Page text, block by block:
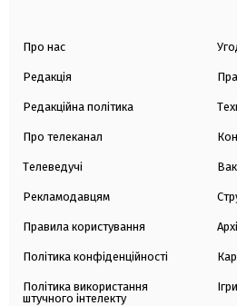
Про нас
Редакція
Редакційна політика
Про телеканал
Телеведучі
Рекламодавцям
Правила користування
Політика конфіденційності
Політика використання
штучного інтелекту
Ігри